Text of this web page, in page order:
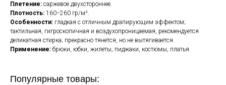
Плетение: саржевое двухстороннее.
Плотность: 160−260 гр/м².
Особенности: гладкая с отличным драпирующим эффектом;
тактильная, гигроскопичная и воздухопроницаемая, рекомендуется
деликатная стирка; прекрасно тянется, но не вытягивается.
Применение: брюки, юбки, жилеты, пиджаки, костюмы, платья.
Популярные товары: